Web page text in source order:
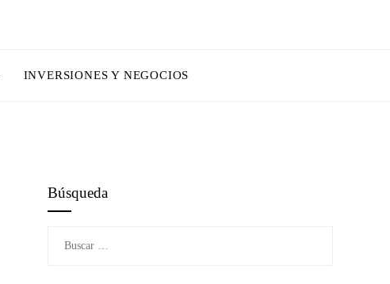
INVERSIONES Y NEGOCIOS
Búsqueda